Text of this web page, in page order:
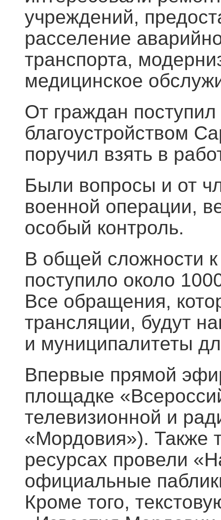
учреждений,
расселение
транспорта,
медицинское
От граждан
благоустройством
поручил взять в
Были вопросы и от
военной операции,
особый контроль.
В общей сложности
поступило около
Все обращения,
трансляции, будут
и муниципалитеты
Впервые прямой
площадке
телевизионной и
«Мордовия»). Также
ресурсах провели
официальные
Кроме того,